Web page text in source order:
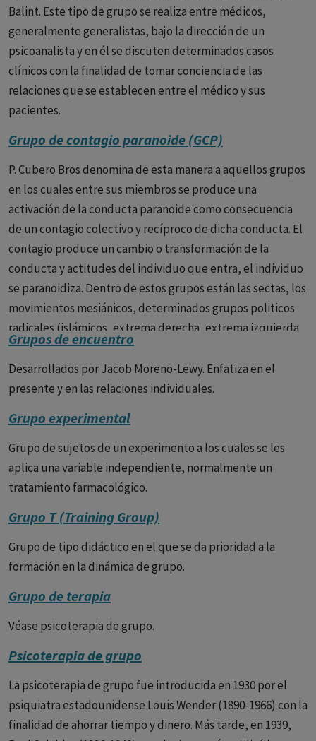
Balint. Este tipo de grupo se realiza entre médicos,
generalmente generalistas, bajo la dirección de un
psicoanalista y en él se discuten determinados casos
clínicos con la finalidad de tomar conciencia de las
relaciones que se establecen entre el médico y sus
pacientes.
Grupo de contagio paranoide (GCP)
P. Cubero Bros denomina de esta manera a aquellos grupos
en los cuales entre sus miembros se produce una
activación de la conducta paranoide como consecuencia
de un contagio colectivo y recíproco de dicha conducta. El
contagio produce un cambio o transformación de la
conducta y actitudes del individuo que entra, el individuo
se paranoidiza. Dentro de estos grupos están las sectas, los
movimientos mesiánicos, determinados grupos politicos
radicales (islámicos, extrema derecha, extrema izquierda,
nacionalismos).
Grupos de encuentro
Desarrollados por Jacob Moreno-Lewy. Enfatiza en el
presente y en las relaciones individuales.
Grupo experimental
Grupo de sujetos de un experimento a los cuales se les
aplica una variable independiente, normalmente un
tratamiento farmacológico.
Grupo T (Training Group)
Grupo de tipo didáctico en el que se da prioridad a la
formación en la dinámica de grupo.
Grupo de terapia
Véase psicoterapia de grupo.
Psicoterapia de grupo
La psicoterapia de grupo fue introducida en 1930 por el
psiquiatra estadounidense Louis Wender (1890-1966) con la
finalidad de ahorrar tiempo y dinero. Más tarde, en 1939,